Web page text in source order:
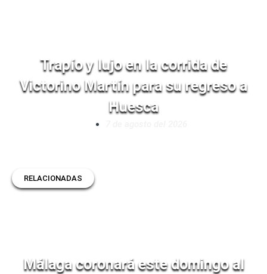
Trapío y lujo en la corrida de
Victorino Martín para su regreso a
Huesca
RELACIONADAS
Málaga coronará este domingo al